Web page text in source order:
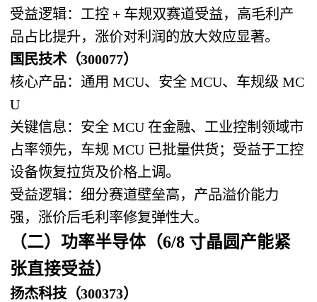
受益逻辑：工控 + 车规双赛道受益，高毛利产
品占比提升，涨价对利润的放大效应显著。
国民技术（300077）
核心产品：通用 MCU、安全 MCU、车规级 MC
U
关键信息：安全 MCU 在金融、工业控制领域市
占率领先，车规 MCU 已批量供货；受益于工控
设备恢复拉货及价格上调。
受益逻辑：细分赛道壁垒高，产品溢价能力
强，涨价后毛利率修复弹性大。
（二）功率半导体（6/8 寸晶圆产能紧
张直接受益）
扬杰科技（300373）